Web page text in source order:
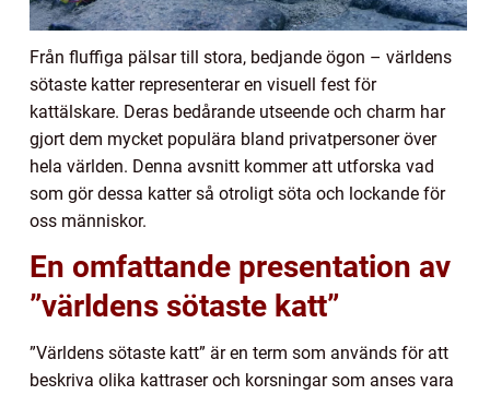
Från fluffiga pälsar till stora, bedjande ögon – världens
sötaste katter representerar en visuell fest för
kattälskare. Deras bedårande utseende och charm har
gjort dem mycket populära bland privatpersoner över
hela världen. Denna avsnitt kommer att utforska vad
som gör dessa katter så otroligt söta och lockande för
oss människor.
En omfattande presentation av
”världens sötaste katt”
”Världens sötaste katt” är en term som används för att
beskriva olika kattraser och korsningar som anses vara